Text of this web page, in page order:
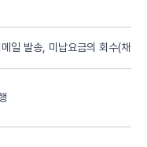
일 발송, 미납요금의 회수(채권